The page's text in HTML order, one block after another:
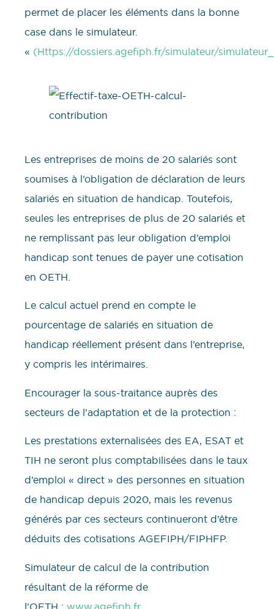
permet de placer les éléments dans la bonne
case dans le simulateur.
« (Https://dossiers.agefiph.fr/simulateur/
Les entreprises de moins de 20 salariés sont
soumises à l’obligation de déclaration de leurs
salariés en situation de handicap. Toutefois,
seules les entreprises de plus de 20 salariés et
ne remplissant pas leur obligation d’emploi
handicap sont tenues de payer une cotisation
en OETH.
Le calcul actuel prend en compte le
pourcentage de salariés en situation de
handicap réellement présent dans l’entreprise,
y compris les intérimaires.
Encourager la sous-traitance auprès des
secteurs de l’adaptation et de la protection :
Les prestations externalisées des EA, ESAT et
TIH ne seront plus comptabilisées dans le taux
d’emploi « direct » des personnes en situation
de handicap depuis 2020, mais les revenus
générés par ces secteurs continueront d’être
déduits des cotisations AGEFIPH/FIPHFP.
Simulateur de calcul de la contribution
résultant de la réforme de
l’OETH : www.agefiph.fr